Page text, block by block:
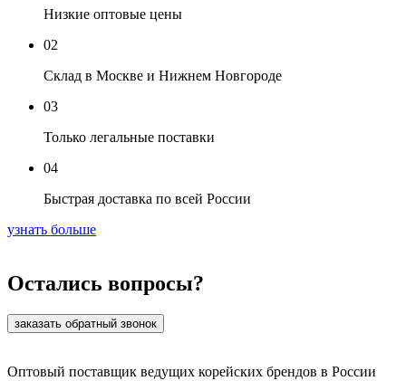
Низкие оптовые цены
02
Склад в Москве и Нижнем Новгороде
03
Только легальные поставки
04
Быстрая доставка по всей России
узнать больше
Остались вопросы?
заказать обратный звонок
Оптовый поставщик ведущих корейских брендов в России